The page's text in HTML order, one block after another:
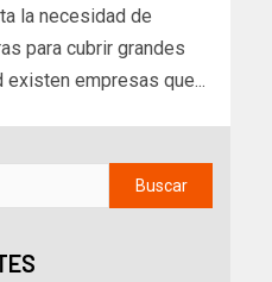
la necesidad de
para cubrir grandes
existen empresas que...